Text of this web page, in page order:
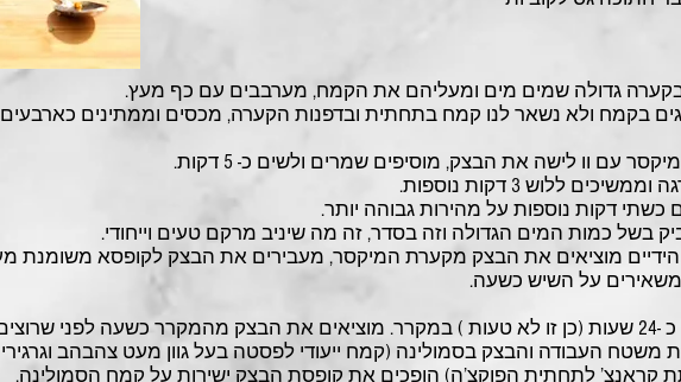
גדולה שמים מים ומעליהם את הקמח, מערבבים עם כף מעץ.
בקמח ולא נשאר לנו קמח בתחתית ובדפנות הקערה, מכסים וממתינים כארבעים
עם וו לישה את הבצק, מוסיפים שמרים ולשים כ- 5 דקות.
ללוש 3 דקות נוספות.
כשתי דקות נוספות על מהירות גבוהה יותר.
בשל כמות המים הגדולה וזה בסדר, זה מה שיניב מרקם טעים וייחודי.
מוציאים את הבצק מקערת המיקסר, מעבירים את הבצק לקופסא משומנת
על השיש כשעה.
מתפיחים כ -24 שעות (כן זו לא טעות ) במקרר. מוציאים את הבצק מהמקרר כשעה לפני
העבודה והבצק בסמולינה (קמח ייעודי לפסטה בעל גוון מעט צהבהב וגרגירי
קראנצ’ לתחתית הפוקצ’ה) הופכים את קופסת הבצק ישירות על קמח הסמולינה.